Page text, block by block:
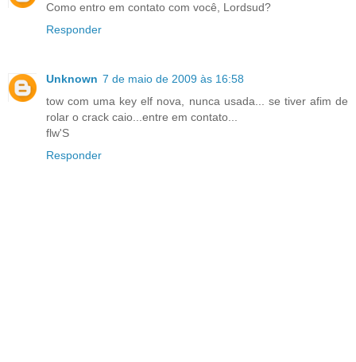
Como entro em contato com você, Lordsud?
Responder
Unknown 7 de maio de 2009 às 16:58
tow com uma key elf nova, nunca usada... se tiver afim de
rolar o crack caio...entre em contato...
flw'S
Responder